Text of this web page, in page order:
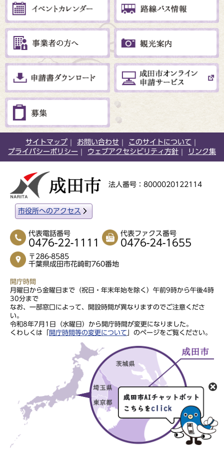
サイトマップ お問い合わせ
このサイトについて
プライバシーポリシー
ウェブアクセシビリティ方針 リンク集
法人番号：8000020122114
市役所へのアクセス
代表電話番号
0476-22-1111
代表ファクス番号
0476-24-1655
〒286-8585
千葉県成田市花崎町760番地
開庁時間
月曜日から金曜日まで（祝日・年末年始を除く）午前9時から午後4時
30分まで
なお、一部窓口によって、開設時間が異なりますのでご注意くださ
い。
令和8年7月1日（水曜日）から開庁時間が変更になりました。
くわしくは「
開庁時間等の変更について 」のページをご覧ください。